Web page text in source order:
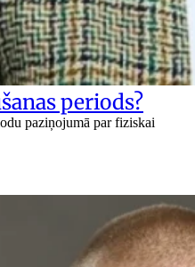
periods?
paziņojumā par fiziskai